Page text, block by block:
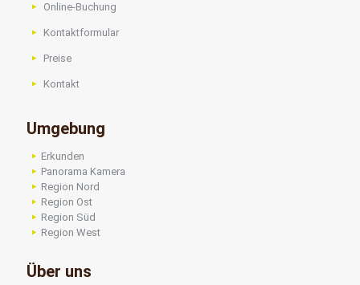
Online-Buchung
Kontaktformular
Preise
Kontakt
Umgebung
Erkunden
Panorama Kamera
Region Nord
Region Ost
Region Süd
Region West
Über uns